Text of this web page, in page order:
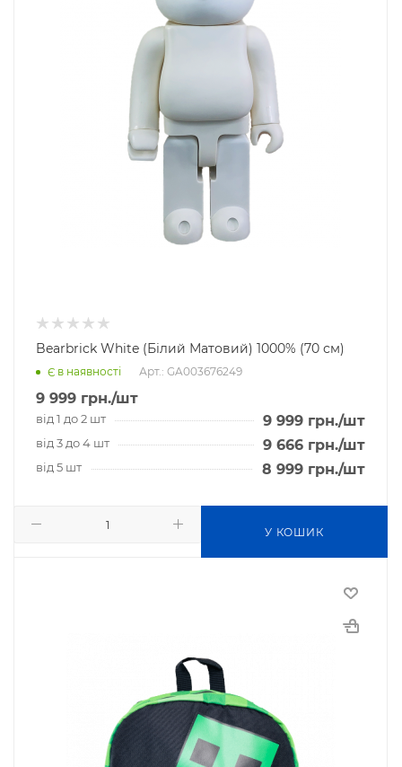
Bearbrick White (Білий Матовий) 1000% (70 см)
Є в наявності Арт.: GA003676249
9 999 грн./шт
від 1 до 2 шт 9 999 грн./шт
від 3 до 4 шт 9 666 грн./шт
від 5 шт 8 999 грн./шт
У КОШИК